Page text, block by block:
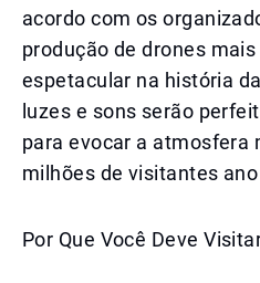
acordo com os
produção de drones
espetacular na história
luzes e sons serão
para evocar a atmosfera
milhões de visitantes
Por Que Você Deve